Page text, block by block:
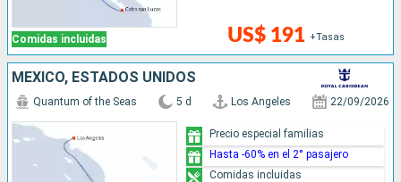
Comidas incluidas US$ 191 +Tasas
MÉXICO, ESTADOS UNIDOS
Quantum of the Seas 5 d Los Angeles 22/09/2026
Precio especial familias
Hasta -60% en el 2° pasajero
Comidas incluidas